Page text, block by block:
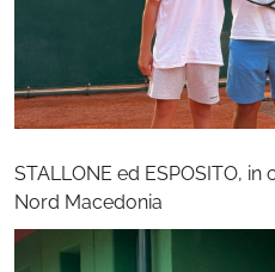
STALLONE ed ESPOSITO,
Nord Macedonia